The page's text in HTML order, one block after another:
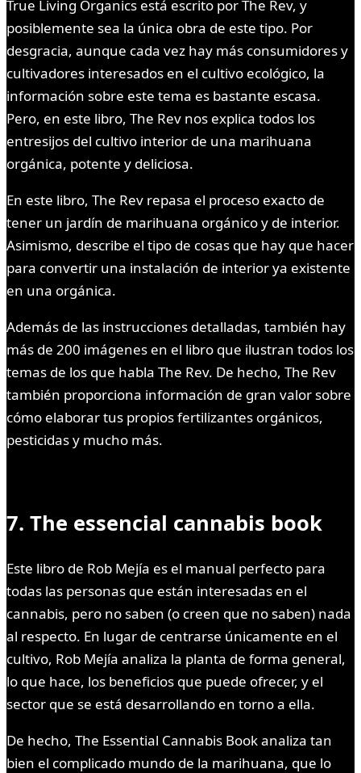
True Living Organics está escrito por The Rev, y
posiblemente sea la única obra de este tipo. Por
desgracia, aunque cada vez hay más consumidores y
cultivadores interesados en el cultivo ecológico, la
información sobre este tema es bastante escasa.
Pero, en este libro, The Rev nos explica todos los
entresijos del cultivo interior de una marihuana
orgánica, potente y deliciosa.
En este libro, The Rev repasa el proceso exacto de
tener un jardín de marihuana orgánico y de interior.
Asimismo, describe el tipo de cosas que hay que hacer
para convertir una instalación de interior ya existente
en una orgánica.
Además de las instrucciones detalladas, también hay
más de 200 imágenes en el libro que ilustran todos los
temas de los que habla The Rev. De hecho, The Rev
también proporciona información de gran valor sobre
cómo elaborar tus propios fertilizantes orgánicos,
pesticidas y mucho más.
7. The essencial cannabis book
Este libro de Rob Mejía es el manual perfecto para
todas las personas que están interesadas en el
cannabis, pero no saben (o creen que no saben) nada
al respecto. En lugar de centrarse únicamente en el
cultivo, Rob Mejía analiza la planta de forma general,
lo que hace, los beneficios que puede ofrecer, y el
sector que se está desarrollando en torno a ella.
De hecho, The Essential Cannabis Book analiza tan
bien el complicado mundo de la marihuana, que lo